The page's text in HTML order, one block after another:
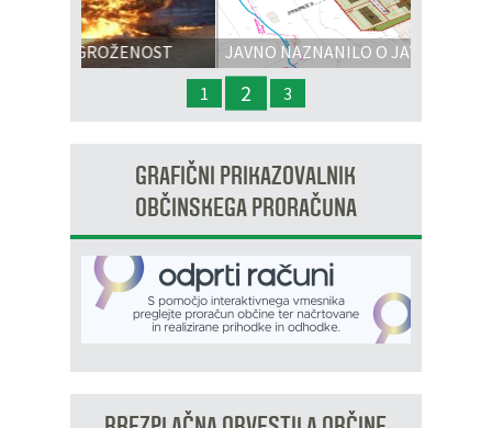
JAVNO NAZNANILO O JAVNI RAZGRNITVI
IN JAVNI OBRAVNAVI - OPPN na območju
OP8/009 – stanovanjsko območje Dobrava 3
1 2 3
GRAFIČNI PRIKAZOVALNIK
OBČINSKEGA PRORAČUNA